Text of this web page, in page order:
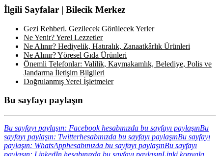
İlgili Sayfalar | Bilecik Merkez
Gezi Rehberi. Gezilecek Görülecek Yerler
Ne Yenir? Yerel Lezzetler
Ne Alınır? Hediyelik, Hatıralık, Zanaatkârlık Ürünleri
Ne Alınır? Yöresel Gıda Ürünleri
Önemli Telefonlar: Valilik, Kaymakamlık, Belediye, Polis ve
Jandarma İletişim Bilgileri
Doğrulanmış Yerel İşletmeler
Bu sayfayı paylaşın
Bu sayfayı paylaşın: Facebook hesabınızda bu sayfayı paylaşınBu
sayfayı paylaşın: Twitterhesabınızda bu sayfayı paylaşınBu sayfayı
paylaşın: WhatsApphesabınızda bu sayfayı paylaşınBu sayfayı
paylaşın: LinkedIn hesabınızda bu sayfayı paylaşınLinki kopyala...